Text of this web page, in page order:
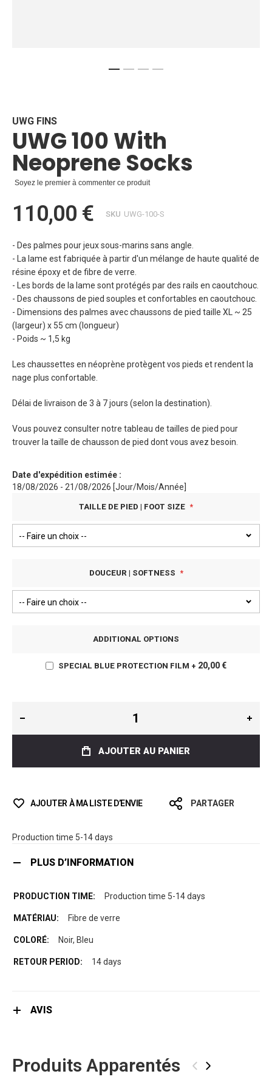
beginning
of
the
images
gallery
UWG FINS
UWG 100 With
Neoprene Socks
Soyez le premier à commenter ce produit
110,00 € SKU UWG-100-S
- Des palmes pour jeux sous-marins sans angle.
- La lame est fabriquée à partir d'un mélange de haute qualité de
résine époxy et de fibre de verre.
- Les bords de la lame sont protégés par des rails en caoutchouc.
- Des chaussons de pied souples et confortables en caoutchouc.
- Dimensions des palmes avec chaussons de pied taille XL ~ 25
(largeur) x 55 cm (longueur)
- Poids ~ 1,5 kg
Les chaussettes en néoprène protègent vos pieds et rendent la
nage plus confortable.
Délai de livraison de 3 à 7 jours (selon la destination).
Vous pouvez consulter notre tableau de tailles de pied pour
trouver la taille de chausson de pied dont vous avez besoin.
Date d'expédition estimée :
18/08/2026 - 21/08/2026 [Jour/Mois/Année]
TAILLE DE PIED | FOOT SIZE
DOUCEUR | SOFTNESS
ADDITIONAL OPTIONS
SPECIAL BLUE PROTECTION FILM + 20,00 €
AJOUTER AU PANIER
AJOUTER À MA LISTE D’ENVIE PARTAGER
Production time 5-14 days
PLUS D’INFORMATION
Production time 5-14 days
Fibre de verre
Noir, Bleu
14 days
AVIS
Produits Apparentés ‹ ›